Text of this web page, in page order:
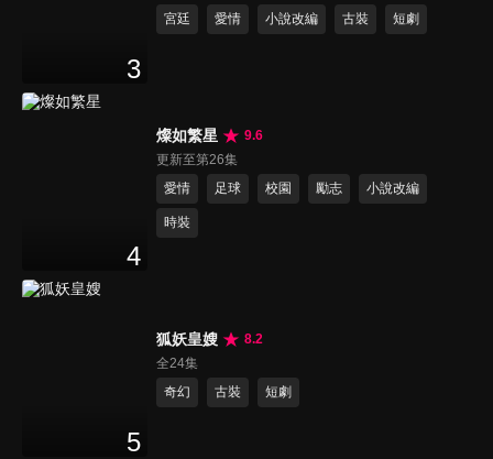
3
宮廷
愛情 小說改編 古裝 短劇
4
燦如繁星
9.6
更新至第26集
愛情
足球 校園 勵志 小說改編
時裝
5
狐妖皇嫂
8.2
全24集
奇幻
古裝 短劇